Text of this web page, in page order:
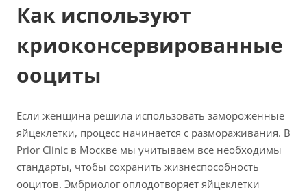
Как используют
криоконсервированные
ооциты
Если женщина решила использовать замороженные
яйцеклетки, процесс начинается с размораживания. В
Prior Clinic в Москве мы учитываем все необходимы
стандарты, чтобы сохранить жизнеспособность
ооцитов. Эмбриолог оплодотворяет яйцеклетки